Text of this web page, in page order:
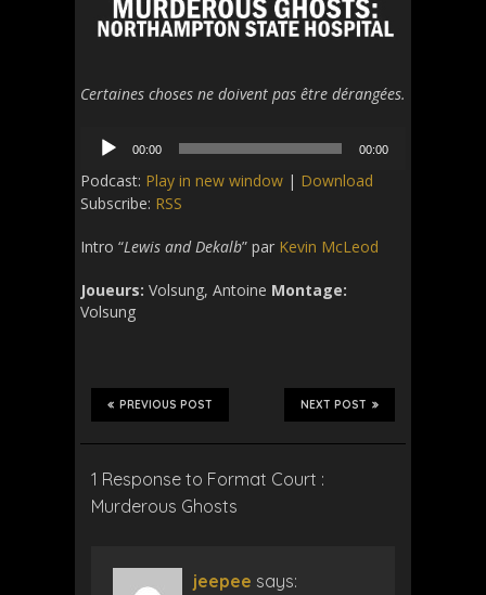
Certaines choses ne doivent pas être dérangées.
Audio
Player
00:00 00:00
Podcast: Play in new window | Download
Subscribe: RSS
Intro “Lewis and Dekalb” par Kevin McLeod
Joueurs: Volsung, Antoine Montage:
Volsung
NEXT POST
PREVIOUS POST
1 Response to Format Court :
Murderous Ghosts
jeepee says: